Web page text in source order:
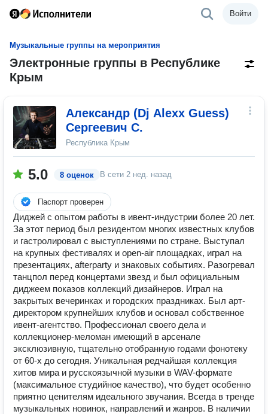
Войти
Музыкальные группы на мероприятия
Электронные группы в Республике
Крым
Александр (Dj Alexx Guess)
Сергеевич С.
Республика Крым
5.0 8 оценок В сети 2 нед. назад
Паспорт проверен
Диджей с опытом работы в ивент-индустрии более 20 лет.
За этот период был резидентом многих известных клубов
и гастролировал с выступлениями по стране. Выступал
на крупных фестивалях и open-air площадках, играл на
презентациях, afterparty и знаковых событиях. Разогревал
танцпол перед концертами звезд и был официальным
диджеем показов коллекций дизайнеров. Играл на
закрытых вечеринках и городских праздниках. Был арт-
директором крупнейших клубов и основал собственное
ивент-агентство. Профессионал своего дела и
коллекционер-меломан имеющий в арсенале
эксклюзивную, тщательно отобранную годами фонотеку
от 60-х до сегодня. Уникальная редчайшая коллекция
хитов мира и русскоязычной музыки в WAV-формате
(максимальное студийное качество), что будет особенно
приятно ценителям идеального звучания. Всегда в тренде
музыкальных новинок, направлений и жанров. В наличии